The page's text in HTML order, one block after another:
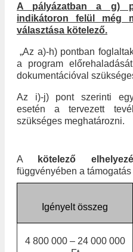
A pályázatban a g)
indikátoron felül még
választása kötelező.
„Az a)-h) pontban
a program
dokumentációval
Az i)-j) pont szerinti
esetén a tervezett
szükséges meghatározni.
A
kötelező
függvényében a
Igényelt összeg
4 800 000 ­– 24 000 000